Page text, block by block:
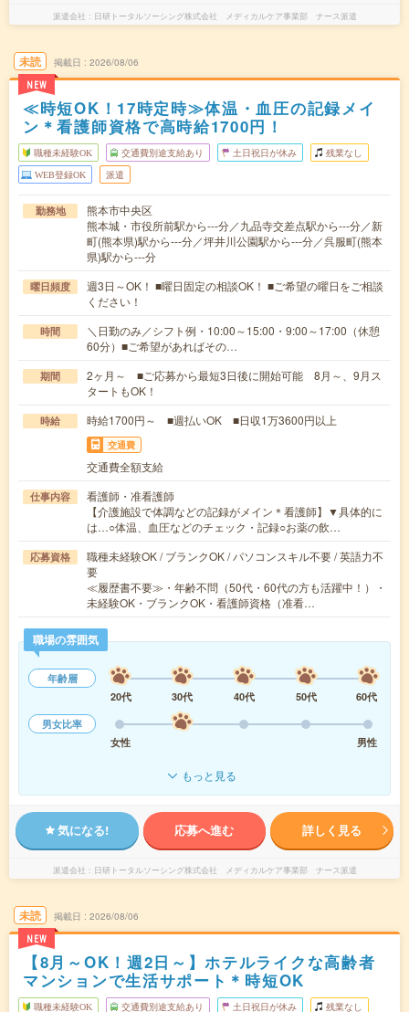
派遣会社 日研トータルソーシング株式会社 メディカルケア事業部 ナース派遣
未読
NEW
掲載日 2026/08/06
≪時短OK！17時定時≫体温・血圧の記録メイ
ン＊看護師資格で高時給1700円！
職種未経験OK 交通費別途支給あり 土日祝日が休み 残業なし
WEB登録OK 派遣
勤務地
熊本市中央区
熊本城・市役所前駅から---分／九品寺交差点駅から---分／新
町(熊本県)駅から---分／坪井川公園駅から---分／呉服町(熊本
県)駅から---分
曜日頻度
週3日～OK！ ■曜日固定の相談OK！ ■ご希望の曜日をご相談
ください！
時間
＼日勤のみ／シフト例・10:00～15:00・9:00～17:00（休憩
60分）■ご希望があればその…
期間
2ヶ月～ ■ご応募から最短3日後に開始可能 8月～、9月ス
タートもOK！
時給 時給1700円～ ■週払いOK ■日収1万3600円以上
交通費
交通費全額支給
仕事内容
看護師・准看護師
【介護施設で体調などの記録がメイン＊看護師】▼具体的に
は…○体温、血圧などのチェック・記録○お薬の飲…
応募資格
職種未経験OK / ブランクOK / パソコンスキル不要 / 英語力不
要
≪履歴書不要≫・年齢不問（50代・60代の方も活躍中！）・
未経験OK・ブランクOK・看護師資格（准看…
職場の雰囲気
年齢層
20代
30代 40代 50代
60代
男女比率
女性
男性
もっと見る
気になる! 応募へ進む 詳しく見る
派遣会社 日研トータルソーシング株式会社 メディカルケア事業部 ナース派遣
未読
NEW
掲載日 2026/08/06
【8月～OK！週2日～】ホテルライクな高齢者
マンションで生活サポート＊時短OK
職種未経験OK 交通費別途支給あり 土日祝日が休み 残業なし